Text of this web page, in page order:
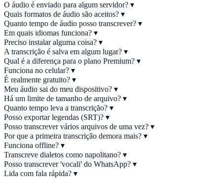
O áudio é enviado para algum servidor? ▾
Quais formatos de áudio são aceitos? ▾
Quanto tempo de áudio posso transcrever? ▾
Em quais idiomas funciona? ▾
Preciso instalar alguma coisa? ▾
A transcrição é salva em algum lugar? ▾
Qual é a diferença para o plano Premium? ▾
Funciona no celular? ▾
É realmente gratuito? ▾
Meu áudio sai do meu dispositivo? ▾
Há um limite de tamanho de arquivo? ▾
Quanto tempo leva a transcrição? ▾
Posso exportar legendas (SRT)? ▾
Posso transcrever vários arquivos de uma vez? ▾
Por que a primeira transcrição demora mais? ▾
Funciona offline? ▾
Transcreve dialetos como napolitano? ▾
Posso transcrever 'vocali' do WhatsApp? ▾
Lida com fala rápida? ▾